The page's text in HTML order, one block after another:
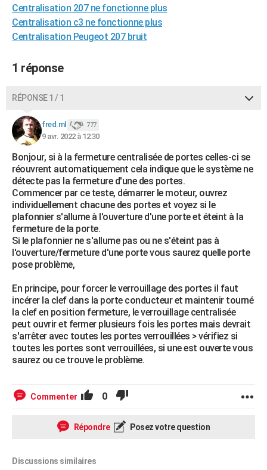
BONS PLANS
CARTE DE VOEUX
S'inscrire
Se connecter
Lycées
Collèges
Primaires
Universités
Entreprises
Service militaire
Avis de recherche
AVIS DE DÉCÈS
FORUM
Bricolage
Lifestyle
Culture
Sport
Auto
Television
Voyage
Cinema
Centralisation 207 ne fonctionne plus
Centralisation c3 ne fonctionne plus
Centralisation Peugeot 207 bruit
1 réponse
RÉPONSE 1 / 1
fred.ml 777
9 avr. 2022 à 12:30
Bonjour, si à la fermeture centralisée de portes celles-ci se
réouvrent automatiquement cela indique que le système ne
détecte pas la fermeture d'une des portes.
Commencer par ce teste, démarrer le moteur, ouvrez
individuellement chacune des portes et voyez si le
plafonnier s'allume à l'ouverture d'une porte et éteint à la
fermeture de la porte.
Si le plafonnier ne s'allume pas ou ne s'éteint pas à
l'ouverture/fermeture d'une porte vous saurez quelle porte
pose problème,
En principe, pour forcer le verrouillage des portes il faut
incérer la clef dans la porte conducteur et maintenir tourné
la clef en position fermeture, le verrouillage centralisée
peut ouvrir et fermer plusieurs fois les portes mais devrait
s'arrêter avec toutes les portes verrouillées > vérifiez si
toutes les portes sont verrouillées, si une est ouverte vous
saurez ou ce trouve le problème.
Commenter 0
Répondre Posez votre question
Discussions similaires